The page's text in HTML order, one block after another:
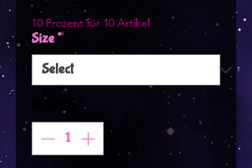
10 Prozent für 10 Artikel
Size*
Quantity